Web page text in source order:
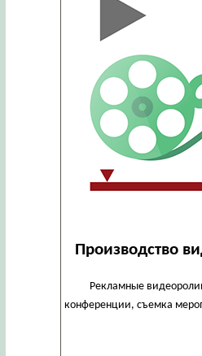
Производство
Рекламные
конференции, съемка